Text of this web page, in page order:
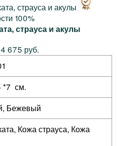
100%
страуса и акулы
675 руб.
*7 см.
Бежевый
Кожа страуса, Кожа